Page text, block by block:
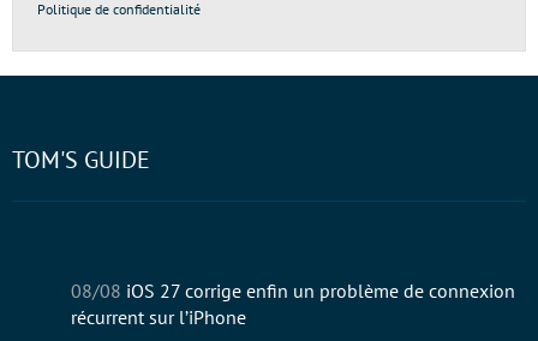
Politique de confidentialité
TOM'S GUIDE
08/08 iOS 27 corrige enfin un problème de connexion
récurrent sur l’iPhone